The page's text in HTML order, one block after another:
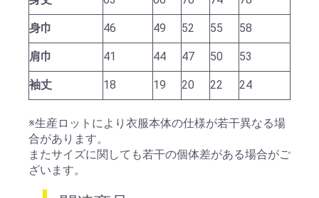
身巾 46 49 52 55 58
肩巾 41 44 47 50 53
袖丈 18 19 20 22 24
※生産ロットにより衣服本体の仕様が若干異なる場
合があります。
またサイズに関しても若干の個体差がある場合がご
ざいます。